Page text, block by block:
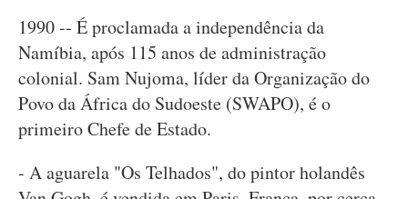
1990 -- É proclamada a independência da
Namíbia, após 115 anos de administração
colonial. Sam Nujoma, líder da Organização do
Povo da África do Sudoeste (SWAPO), é o
primeiro Chefe de Estado.
- A aguarela "Os Telhados", do pintor holandês